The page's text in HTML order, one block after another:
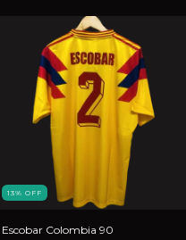
13% OFF
Escobar Colombia 90